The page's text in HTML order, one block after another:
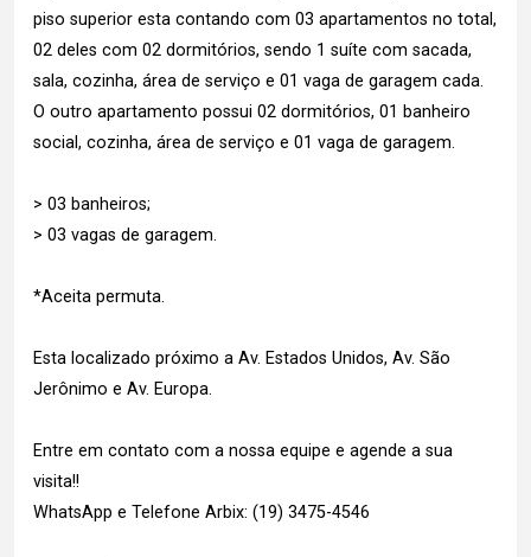
piso superior esta contando com 03 apartamentos no total,
02 deles com 02 dormitórios, sendo 1 suíte com sacada,
sala, cozinha, área de serviço e 01 vaga de garagem cada.
O outro apartamento possui 02 dormitórios, 01 banheiro
social, cozinha, área de serviço e 01 vaga de garagem.
> 03 banheiros;
> 03 vagas de garagem.
*Aceita permuta.
Esta localizado próximo a Av. Estados Unidos, Av. São
Jerônimo e Av. Europa.
Entre em contato com a nossa equipe e agende a sua
visita!!
WhatsApp e Telefone Arbix: (19) 3475-4546